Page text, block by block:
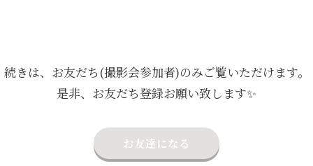
続きは、お友だち(撮影会参加者)のみご覧いただけます。
是非、お友だち登録お願い致します✨
お友達になる